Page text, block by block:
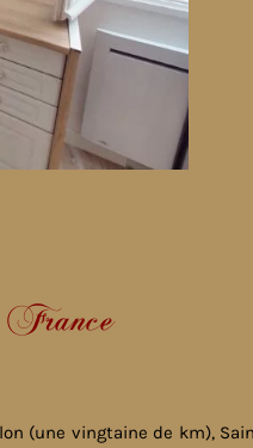
France
(une vingtaine de km),